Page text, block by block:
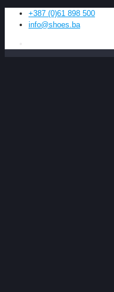
+387 (0)61 898 500
info@shoes.ba